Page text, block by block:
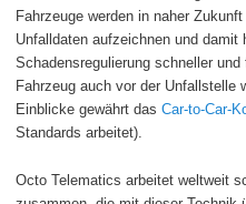
Fahrzeuge werden in naher
Unfalldaten aufzeichnen und damit
Schadensregulierung schneller
Fahrzeug auch vor der Unfallstelle
Einblicke gewährt das Car-to-Car-
Standards arbeitet).
Octo Telematics arbeitet weltweit